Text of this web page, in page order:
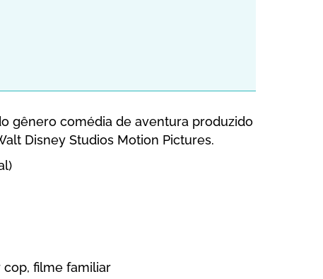
gênero comédia de aventura produzido
Disney Studios Motion Pictures.
cop, filme familiar